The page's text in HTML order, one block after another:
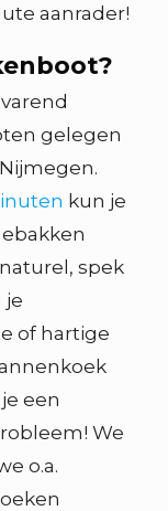
aanrader!
gelegen
kun je
spek
je
of hartige
een
We
o.a.